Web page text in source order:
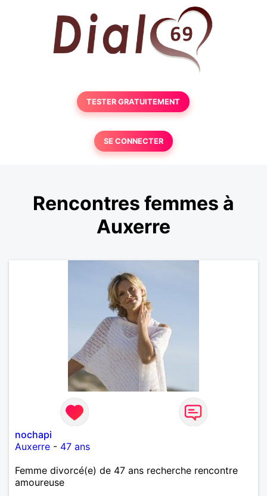
TESTER GRATUITEMENT
SE CONNECTER
Rencontres femmes à
Auxerre
nochapi
Auxerre - 47 ans
Femme divorcé(e) de 47 ans recherche rencontre
amoureuse